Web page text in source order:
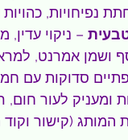
נפיחויות, כהויות
– ניקוי עדין,
ושמן אמרנט,
סדוקות עם
ומעניק לעור חום,
המותג (קישור